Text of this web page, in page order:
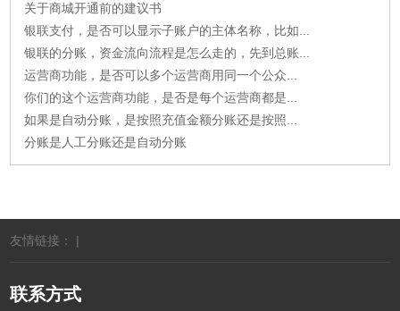
关于商城开通前的建议书
银联支付，是否可以显示子账户的主体名称，比如...
银联的分账，资金流向流程是怎么走的，先到总账...
运营商功能，是否可以多个运营商用同一个公众...
你们的这个运营商功能，是否是每个运营商都是...
如果是自动分账，是按照充值金额分账还是按照...
分账是人工分账还是自动分账
友情链接： |
联系方式